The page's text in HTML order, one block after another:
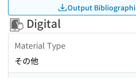
Output
Digital
Material Type
その他